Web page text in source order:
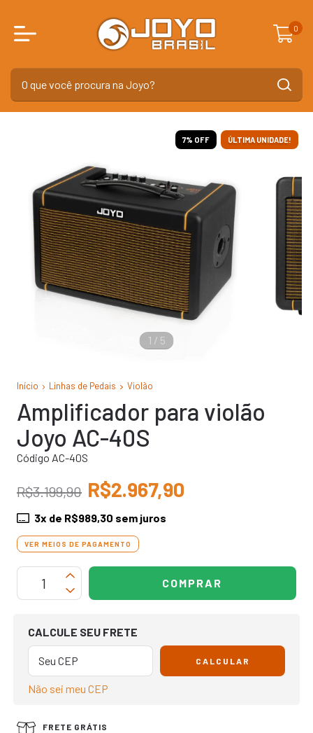
0
7% OFF ÚLTIMA UNIDADE!
1 / 5
Início Linhas de Pedais Violão
Amplificador para violão
Joyo AC-40S
Código AC-40S
R$3.199,90 R$2.967,90
3x de R$989,30 sem juros
VER MEIOS DE PAGAMENTO
OPÇÕES DE FRETE
CALCULE SEU FRETE
CALCULAR
Não sei meu CEP
FRETE GRÁTIS